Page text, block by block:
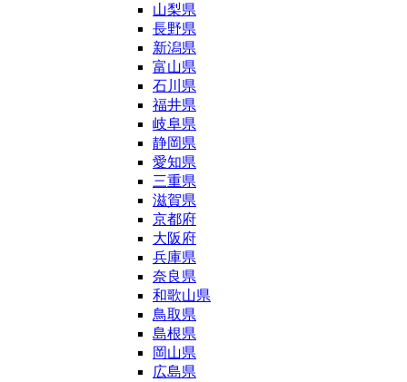
山梨県
長野県
新潟県
富山県
石川県
福井県
岐阜県
静岡県
愛知県
三重県
滋賀県
京都府
大阪府
兵庫県
奈良県
和歌山県
鳥取県
島根県
岡山県
広島県